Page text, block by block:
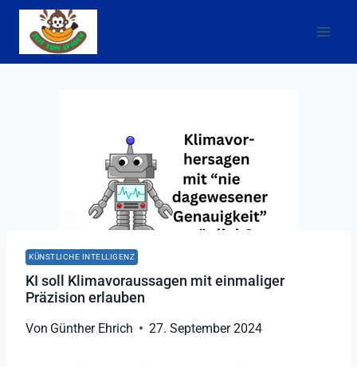
Zum
Inhalt
springen
KÜNSTLICHE INTELLIGENZ
KI soll Klimavoraussagen mit einmaliger
Präzision erlauben
Von Günther Ehrich 27. September 2024